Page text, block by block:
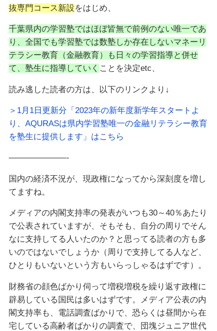
抜専門コース新設をはじめ、
千葉県内の学習塾ではほぼ皆無で前例のない唯一であ
り、全国でも学習塾では数塾しか存在しないマネーリ
テラシー教育（金融教育）も日々の学習指導と併せ
て、塾生に指導していく ことを決定etc、
読み逃した読者の方は、以下のリンクより↓
＞1月1日更新分「2023年の新年度新学年スタートよ
り、AQURASは県内学習塾唯一の金融リテラシー教育
を塾生に提供します」はこちら
———————-
国内の経済不況が、現政権になってから深刻度を増し
てますね。
メディアの内閣支持率の発表がいつも30～40％あたり
で公表されていますが、そもそも、自分の周りでそん
なに支持してる人いたのか？と思ってる読者の方も多
いのではないでしょうか（周りで支持してる人など、
ひとりもいないという方もいらっしゃるはずです）。
財務省の顔色ばかり伺って増税増税を繰り返す政権に
辟易している国民は多いはずです。メディア公表の内
閣支持率も、電話調査ばかりで、恐らくは昼間から在
宅している高齢者ばかりの調査で、団塊ジュニア世代